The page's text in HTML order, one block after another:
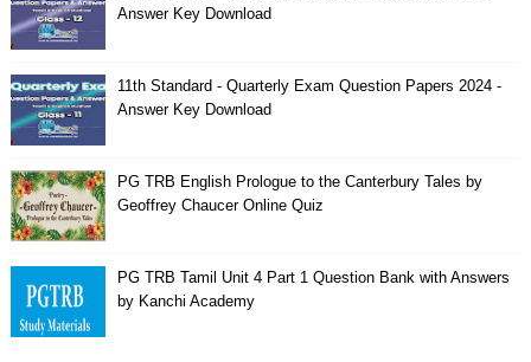
Answer Key Download
11th Standard - Quarterly Exam Question Papers 2024 -
Answer Key Download
PG TRB English Prologue to the Canterbury Tales by
Geoffrey Chaucer Online Quiz
PG TRB Tamil Unit 4 Part 1 Question Bank with Answers
by Kanchi Academy